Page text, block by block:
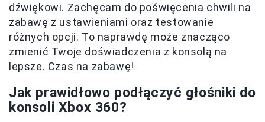
dźwiękowi. Zachęcam do poświęcenia chwili na
zabawę z ustawieniami oraz testowanie
różnych opcji. To naprawdę może znacząco
zmienić Twoje doświadczenia z konsolą na
lepsze. Czas na zabawę!
Jak prawidłowo podłączyć głośniki do
konsoli Xbox 360?